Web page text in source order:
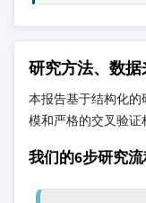
研究方法、数
本报告基于结构化
模和严格的交叉验证
我们的6步研究